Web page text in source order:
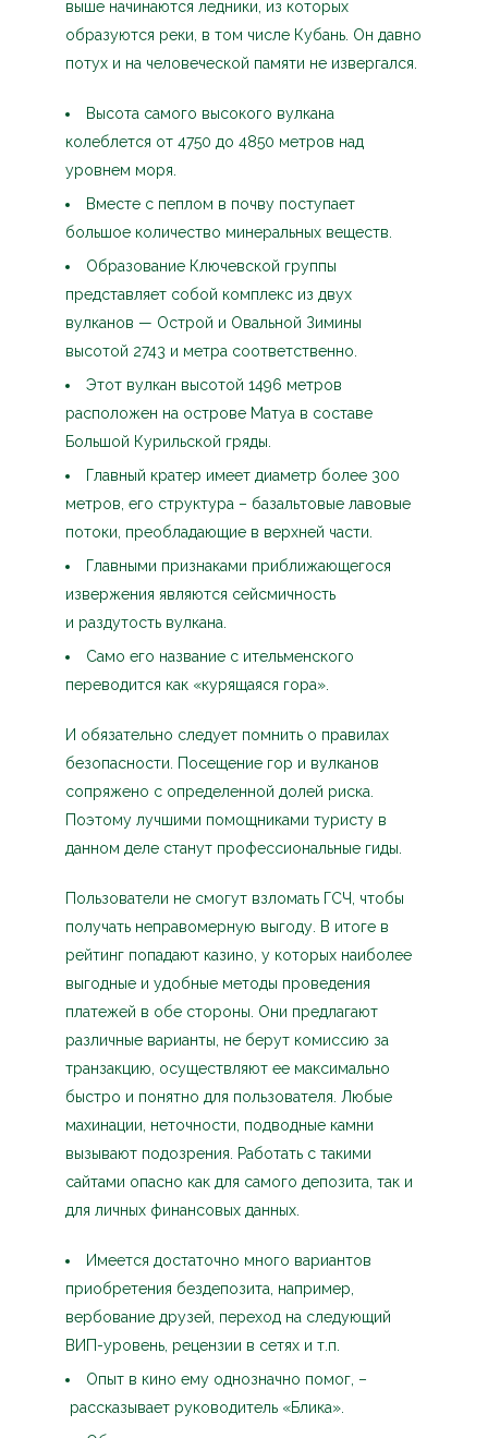
выше начинаются ледники, из которых
образуются реки, в том числе Кубань. Он давно
потух и на человеческой памяти не извергался.
Высота самого высокого вулкана
колеблется от 4750 до 4850 метров над
уровнем моря.
Вместе с пеплом в почву поступает
большое количество минеральных веществ.
Образование Ключевской группы
представляет собой комплекс из двух
вулканов — Острой и Овальной Зимины
высотой 2743 и метра соответственно.
Этот вулкан высотой 1496 метров
расположен на острове Матуа в составе
Большой Курильской гряды.
Главный кратер имеет диаметр более 300
метров, его структура – базальтовые лавовые
потоки, преобладающие в верхней части.
Главными признаками приближающегося
извержения являются сейсмичность
и раздутость вулкана.
Само его название с ительменского
переводится как «курящаяся гора».
И обязательно следует помнить о правилах
безопасности. Посещение гор и вулканов
сопряжено с определенной долей риска.
Поэтому лучшими помощниками туристу в
данном деле станут профессиональные гиды.
Пользователи не смогут взломать ГСЧ, чтобы
получать неправомерную выгоду. В итоге в
рейтинг попадают казино, у которых наиболее
выгодные и удобные методы проведения
платежей в обе стороны. Они предлагают
различные варианты, не берут комиссию за
транзакцию, осуществляют ее максимально
быстро и понятно для пользователя. Любые
махинации, неточности, подводные камни
вызывают подозрения. Работать с такими
сайтами опасно как для самого депозита, так и
для личных финансовых данных.
Имеется достаточно много вариантов
приобретения бездепозита, например,
вербование друзей, переход на следующий
ВИП-уровень, рецензии в сетях и т.п.
Опыт в кино ему однозначно помог, –
рассказывает руководитель «Блика».